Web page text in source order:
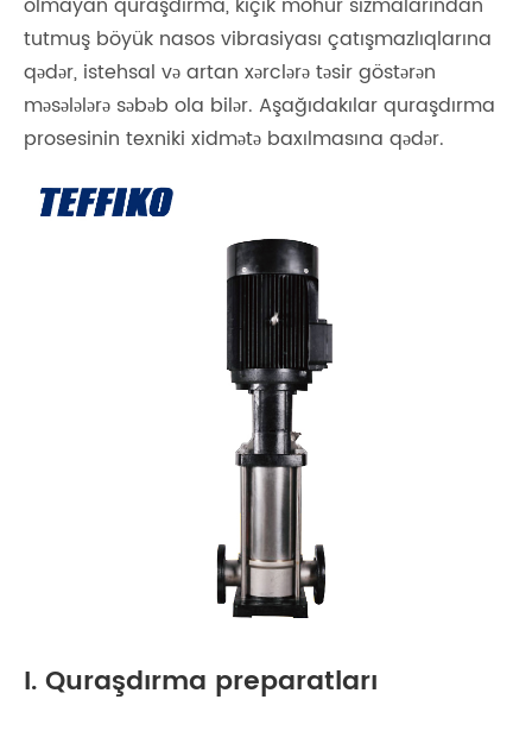
tutmuş böyük nasos vibrasiyası çatışmazlıqlarına
qədər, istehsal və artan xərclərə təsir göstərən
məsələlərə səbəb ola bilər. Aşağıdakılar quraşdırma
prosesinin texniki xidmətə baxılmasına qədər.
I. Quraşdırma preparatları